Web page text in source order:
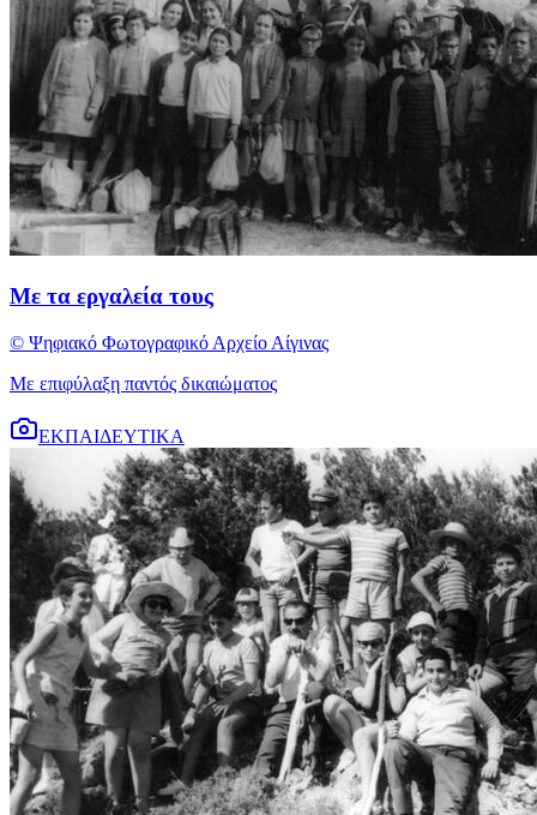
Με τα εργαλεία τους
© Ψηφιακό Φωτογραφικό Αρχείο Αίγινας
Με επιφύλαξη παντός δικαιώματος
ΕΚΠΑΙΔΕΥΤΙΚΑ